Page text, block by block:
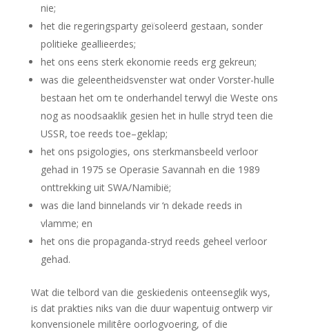
nie;
het die regeringspartygeïsoleerd gestaan, sonder
politieke geallieerdes;
het ons eens sterk ekonomie reeds erg gekreun;
was die geleentheidsvenster wat onder Vorster-hulle
bestaan het om te onderhandel terwyl die Weste ons
nog as noodsaaklik gesien het in hulle stryd teen die
USSR,toe reeds toe–geklap;
het ons psigologies, ons sterkmansbeeld verloor
gehad in 1975 se Operasie Savannah en die 1989
onttrekking uit SWA/Namibië;
was die land binnelands vir ‘n dekade reeds in
vlamme; en
het ons die propaganda-stryd reeds geheel verloor
gehad.
Wat die telbord van die geskiedenis onteenseglik wys,
is dat prakties niks van die duur wapentuig ontwerp vir
konvensionele militêre oorlogvoering, of die